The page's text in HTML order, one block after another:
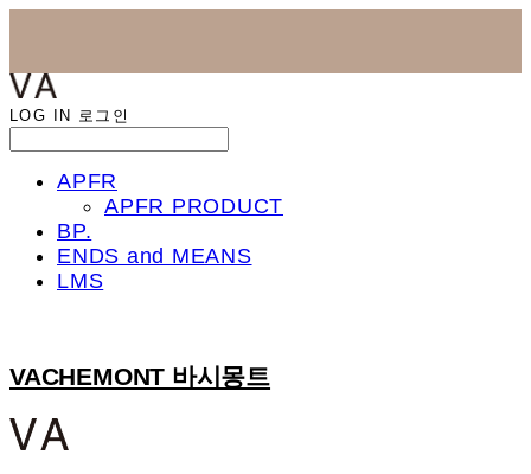
LOG IN 로그인
APFR
APFR PRODUCT
BP.
ENDS and MEANS
LMS
VACHEMONT 바시몽트